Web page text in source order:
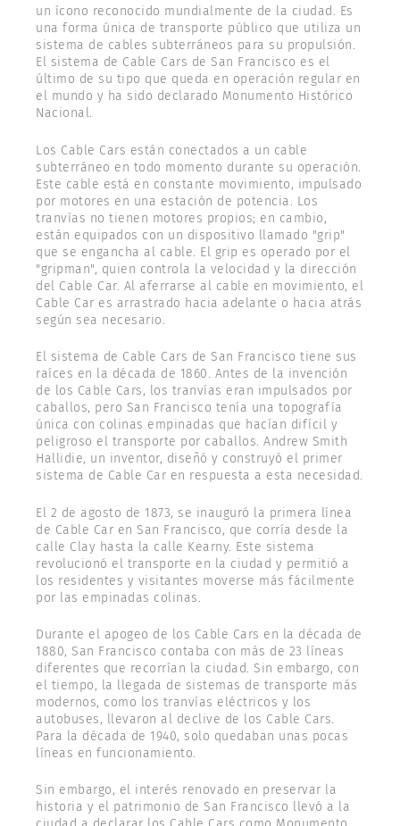
un ícono reconocido mundialmente de la ciudad. Es
una forma única de transporte público que utiliza un
sistema de cables subterráneos para su propulsión.
El sistema de Cable Cars de San Francisco es el
último de su tipo que queda en operación regular en
el mundo y ha sido declarado Monumento Histórico
Nacional.
Los Cable Cars están conectados a un cable
subterráneo en todo momento durante su operación.
Este cable está en constante movimiento, impulsado
por motores en una estación de potencia. Los
tranvías no tienen motores propios; en cambio,
están equipados con un dispositivo llamado "grip"
que se engancha al cable. El grip es operado por el
"gripman", quien controla la velocidad y la dirección
del Cable Car. Al aferrarse al cable en movimiento, el
Cable Car es arrastrado hacia adelante o hacia atrás
según sea necesario.
El sistema de Cable Cars de San Francisco tiene sus
raíces en la década de 1860. Antes de la invención
de los Cable Cars, los tranvías eran impulsados por
caballos, pero San Francisco tenía una topografía
única con colinas empinadas que hacían difícil y
peligroso el transporte por caballos. Andrew Smith
Hallidie, un inventor, diseñó y construyó el primer
sistema de Cable Car en respuesta a esta necesidad.
El 2 de agosto de 1873, se inauguró la primera línea
de Cable Car en San Francisco, que corría desde la
calle Clay hasta la calle Kearny. Este sistema
revolucionó el transporte en la ciudad y permitió a
los residentes y visitantes moverse más fácilmente
por las empinadas colinas.
Durante el apogeo de los Cable Cars en la década de
1880, San Francisco contaba con más de 23 líneas
diferentes que recorrían la ciudad. Sin embargo, con
el tiempo, la llegada de sistemas de transporte más
modernos, como los tranvías eléctricos y los
autobuses, llevaron al declive de los Cable Cars.
Para la década de 1940, solo quedaban unas pocas
líneas en funcionamiento.
Sin embargo, el interés renovado en preservar la
historia y el patrimonio de San Francisco llevó a la